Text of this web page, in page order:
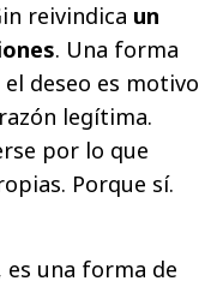
reivindica un
. Una forma
deseo es motivo
legítima.
por lo que
Porque sí.
es una forma de